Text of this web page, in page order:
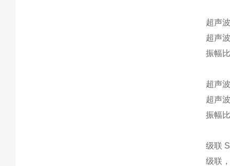
超声
超声
振幅
超声
超声
振幅
级联
级联